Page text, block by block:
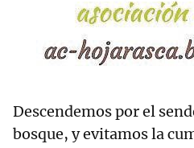
Descendemos por el
bosque, y evitamos la